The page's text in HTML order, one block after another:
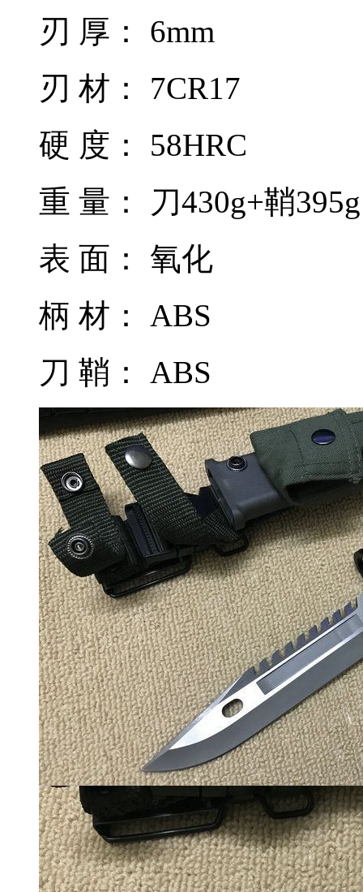
刃 厚： 6mm
刃 材： 7CR17
硬 度： 58HRC
重 量： 刀430g+鞘
表 面： 氧化
柄 材： ABS
刀 鞘： ABS